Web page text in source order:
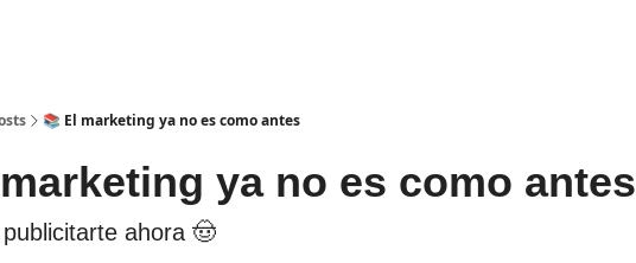
📚 El marketing ya no es como antes
ya no es como antes
ahora 🤠